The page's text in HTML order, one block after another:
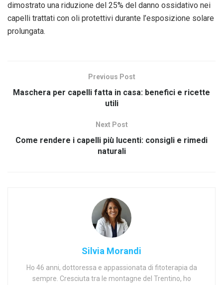
dimostrato una riduzione del 25% del danno ossidativo nei
capelli trattati con oli protettivi durante l’esposizione solare
prolungata.
Previous Post
Maschera per capelli fatta in casa: benefici e ricette
utili
Next Post
Come rendere i capelli più lucenti: consigli e rimedi
naturali
Silvia Morandi
Ho 46 anni, dottoressa e appassionata di fitoterapia da
sempre. Cresciuta tra le montagne del Trentino, ho